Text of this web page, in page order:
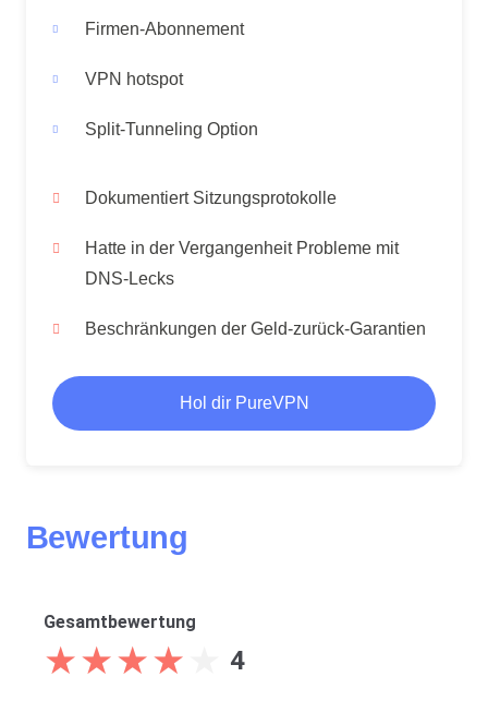
Firmen-Abonnement
VPN hotspot
Split-Tunneling Option
Dokumentiert Sitzungsprotokolle
Hatte in der Vergangenheit Probleme mit
DNS-Lecks
Beschränkungen der Geld-zurück-Garantien
Hol dir PureVPN
Bewertung
Gesamtbewertung
★★★★
★★★★ 4